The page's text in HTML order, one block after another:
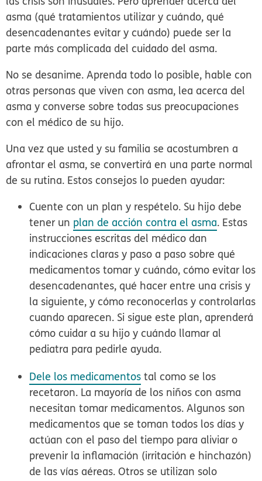
asma (qué tratamientos utilizar y cuándo, qué
desencadenantes evitar y cuándo) puede ser la
parte más complicada del cuidado del asma.
No se desanime. Aprenda todo lo posible, hable con
otras personas que viven con asma, lea acerca del
asma y converse sobre todas sus preocupaciones
con el médico de su hijo.
Una vez que usted y su familia se acostumbren a
afrontar el asma, se convertirá en una parte normal
de su rutina. Estos consejos lo pueden ayudar:
Cuente con un plan y respételo. Su hijo debe
tener un plan de acción contra el asma. Estas
instrucciones escritas del médico dan
indicaciones claras y paso a paso sobre qué
medicamentos tomar y cuándo, cómo evitar los
desencadenantes, qué hacer entre una crisis y
la siguiente, y cómo reconocerlas y controlarlas
cuando aparecen. Si sigue este plan, aprenderá
cómo cuidar a su hijo y cuándo llamar al
pediatra para pedirle ayuda.
Dele los medicamentos tal como se los
recetaron. La mayoría de los niños con asma
necesitan tomar medicamentos. Algunos son
medicamentos que se toman todos los días y
actúan con el paso del tiempo para aliviar o
prevenir la inflamación (irritación e hinchazón)
de las vías aéreas. Otros se utilizan solo